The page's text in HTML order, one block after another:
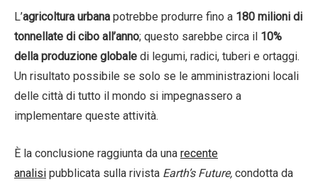
L’agricoltura urbana potrebbe produrre fino a 180 milioni di
tonnellate di cibo all’anno; questo sarebbe circa il 10%
della produzione globale di legumi, radici, tuberi e ortaggi.
Un risultato possibile se solo se le amministrazioni locali
delle città di tutto il mondo si impegnassero a
implementare queste attività.
È la conclusione raggiunta da una recente
analisi pubblicata sulla rivista Earth’s Future, condotta da